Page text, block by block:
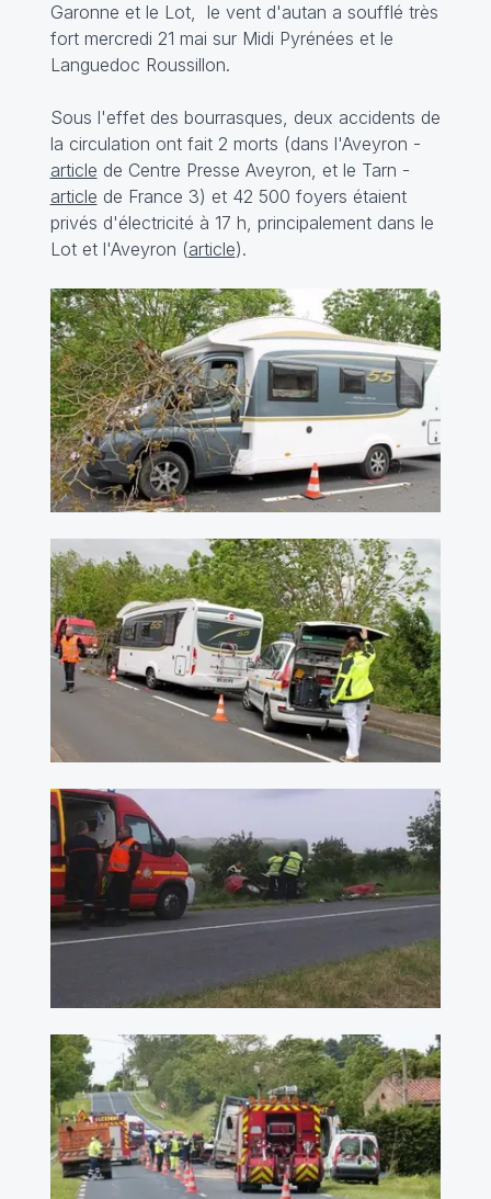
Garonne et le Lot, le vent d'autan a soufflé très
fort mercredi 21 mai sur Midi Pyrénées et le
Languedoc Roussillon.
Sous l'effet des bourrasques, deux accidents de
la circulation ont fait 2 morts (dans l'Aveyron -
article de Centre Presse Aveyron, et le Tarn -
article de France 3) et 42 500 foyers étaient
privés d'électricité à 17 h, principalement dans le
Lot et l'Aveyron (article).